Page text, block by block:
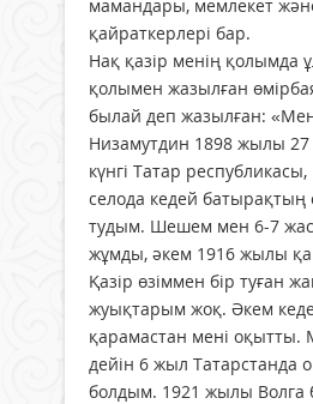
мамандары, мемлекет
қайраткерлері бар.
Нақ қазір менің қолымда
қолымен жазылған
былай деп жазылған:
Низамутдин 1898 жылы
күнгі Татар
селода кедей батырақтың
тудым. Шешем мен 6-7
жұмды, әкем 1916 жылы
Қазір өзіммен бір туған
жуықтарым жоқ. Әкем
қарамастан мені оқытты.
дейін 6 жыл Татарстанда
болдым. 1921 жылы Волга